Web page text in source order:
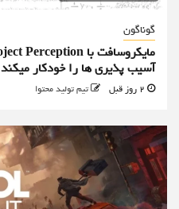
گوناگون
آسیب پذیری ها را خودکار میکند
تیم تولید محتوا